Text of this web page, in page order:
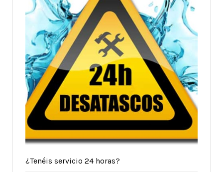
¿Tenéis servicio 24 horas?